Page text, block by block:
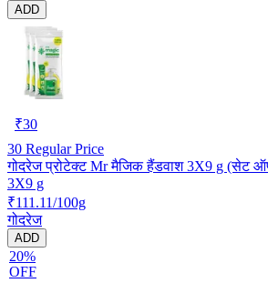
ADD
₹30
30 Regular Price
गोदरेज प्रोटेक्ट Mr मैजिक हैंडवाश 3X9 g (सेट
3X9 g
₹111.11/100g
गोदरेज
ADD
20%
OFF